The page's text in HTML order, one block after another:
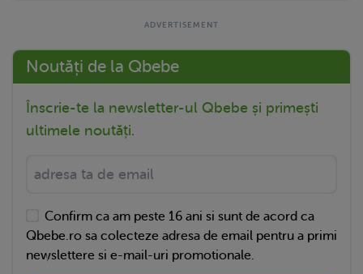
Noutăți de la Qbebe
Înscrie-te la newsletter-ul Qbebe și primești
ultimele noutăți.
Confirm ca am peste 16 ani si sunt de acord ca
Qbebe.ro sa colecteze adresa de email pentru a primi
newslettere si e-mail-uri promotionale.